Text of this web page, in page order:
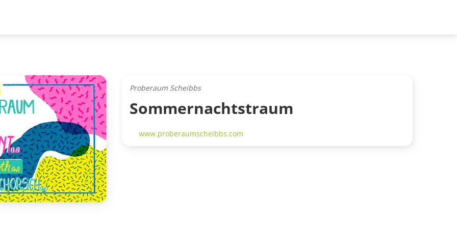
Proberaum Scheibbs
Sommernachtstraum
www.proberaumscheibbs.com